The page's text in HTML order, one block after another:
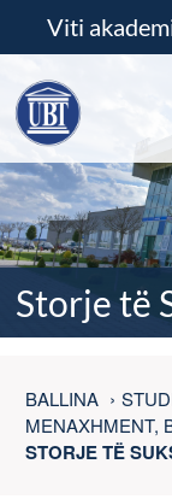
Viti
Storje të
BALLINA
MENAXHMENT,
STORJE TË